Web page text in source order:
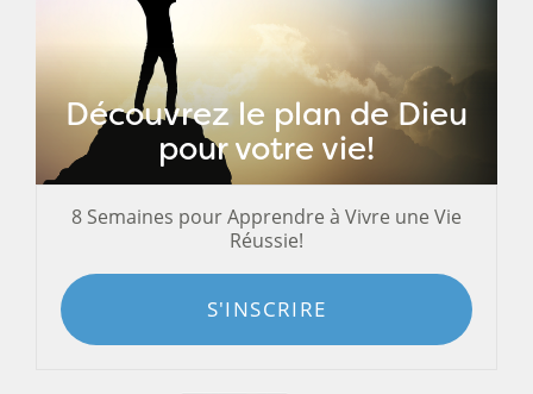
Découvrez le plan de Dieu
pour votre vie!
8 Semaines pour Apprendre à Vivre une Vie
Réussie!
S'INSCRIRE